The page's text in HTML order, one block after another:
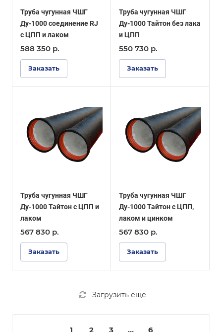
Труба чугунная ЧШГ
Ду-1000 соединение RJ
с ЦПП и лаком
588 350 р.
Заказать
Труба чугунная ЧШГ
Ду-1000 Тайтон без лака
и ЦПП
550 730 р.
Заказать
Труба чугунная ЧШГ
Ду-1000 Тайтон с ЦПП и
лаком
567 830 р.
Заказать
Труба чугунная ЧШГ
Ду-1000 Тайтон с ЦПП,
лаком и цинком
567 830 р.
Заказать
Загрузить еще
1 2 3 ... 6